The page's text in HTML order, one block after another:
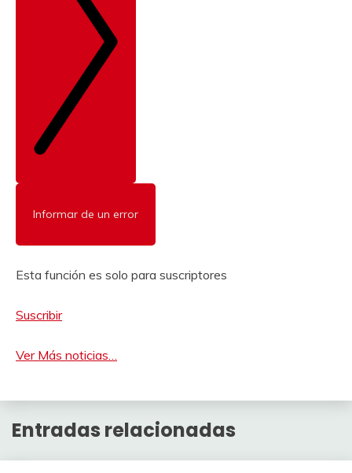
Informar de un error
Esta función es solo para suscriptores
Suscribir
Ver Más noticias…
Entradas relacionadas